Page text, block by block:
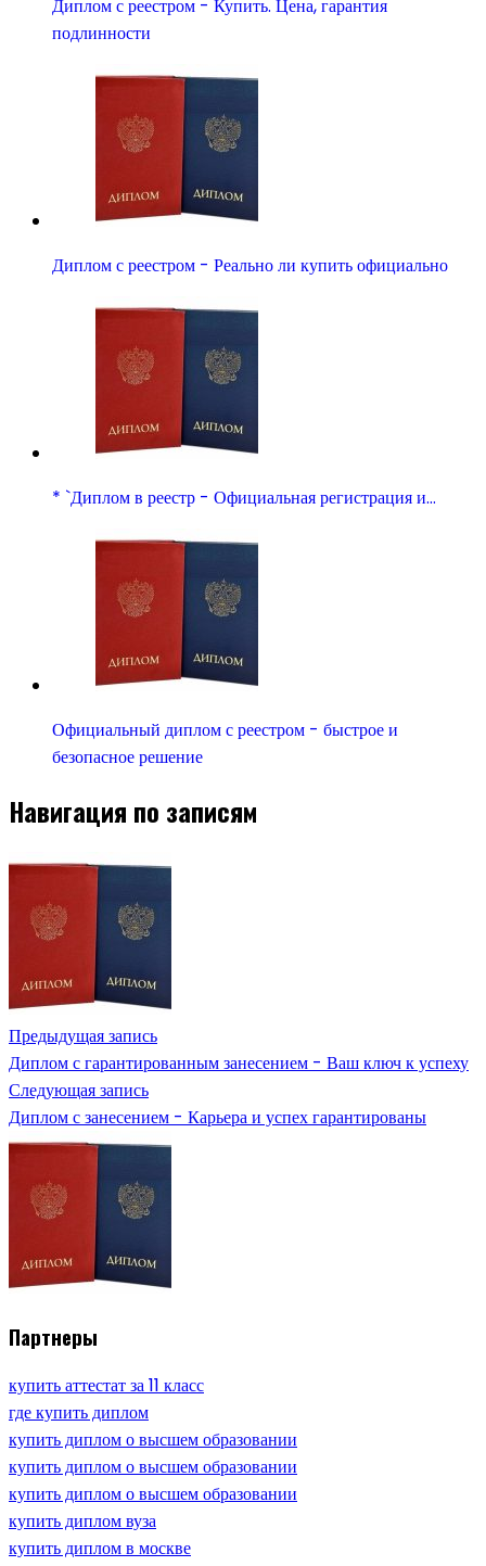
Диплом с реестром - Купить. Цена, гарантия
подлинности
Диплом с реестром - Реально ли купить официально
* `Диплом в реестр - Официальная регистрация и…
Официальный диплом с реестром - быстрое и
безопасное решение
Навигация по записям
Предыдущая запись
Диплом с гарантированным занесением - Ваш ключ к успеху
Следующая запись
Диплом с занесением - Карьера и успех гарантированы
Партнеры
купить аттестат за 11 класс
где купить диплом
купить диплом о высшем образовании
купить диплом о высшем образовании
купить диплом о высшем образовании
купить диплом вуза
купить диплом в москве